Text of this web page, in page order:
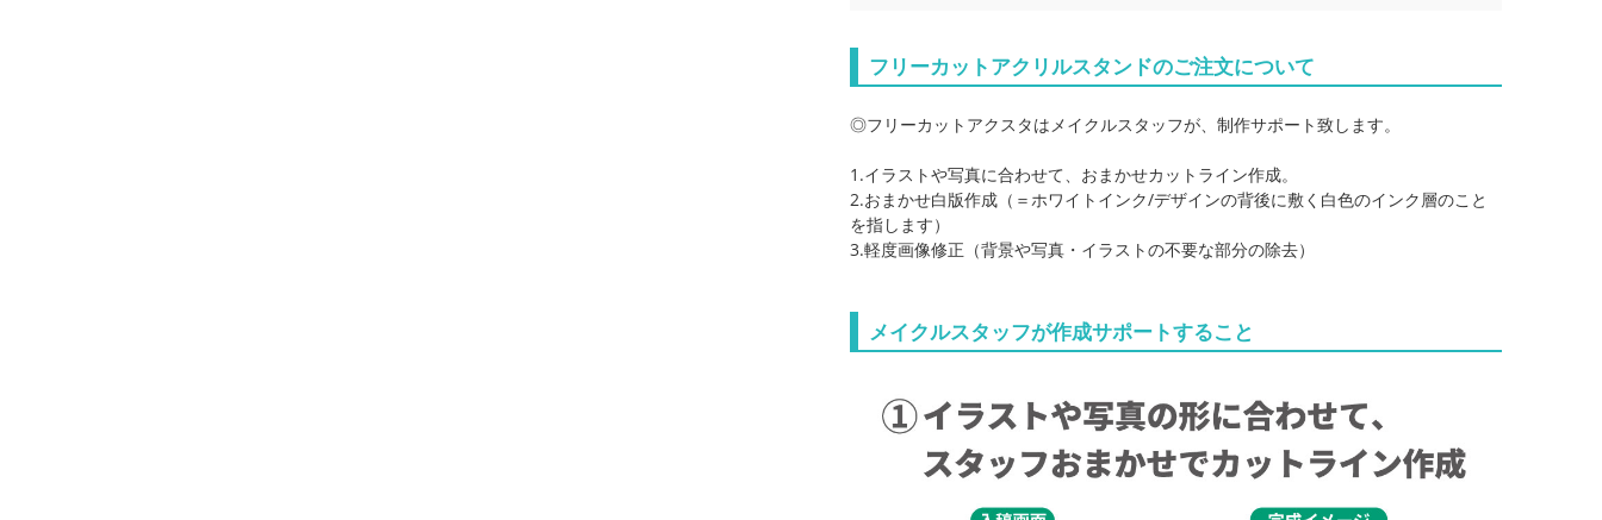
フリーカットアクリルスタンドのご注文について
◎フリーカットアクスタはメイクルスタッフが、制作サポート致します。
1.イラストや写真に合わせて、おまかせカットライン作成。
2.おまかせ白版作成（＝ホワイトインク/デザインの背後に敷く白色のインク層のこと
を指します）
3.軽度画像修正（背景や写真・イラストの不要な部分の除去）
メイクルスタッフが作成サポートすること